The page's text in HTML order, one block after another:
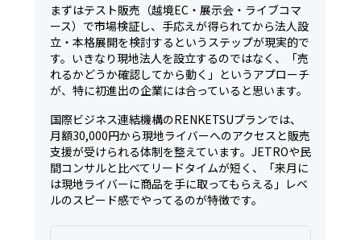
まずはテスト販売（越境EC・展示会・ライブコマ
ース）で市場検証し、手応えが得られてから法人設
立・本格展開を検討するというステップが現実的で
す。いきなり現地法人を設立するのではなく、「売
れるかどうか確認してから動く」というアプローチ
が、特に初進出の企業には合っていると思います。
国際ビジネス連結機構のRENKETSUプランでは、
月額30,000円から現地ライバーへのアクセスと販売
支援が受けられる体制を整えています。JETROや民
間コンサルと比べてリードタイムが短く、「来月に
は現地ライバーに商品を手に取ってもらえる」レベ
ルのスピード感でやってるのが特徴です。